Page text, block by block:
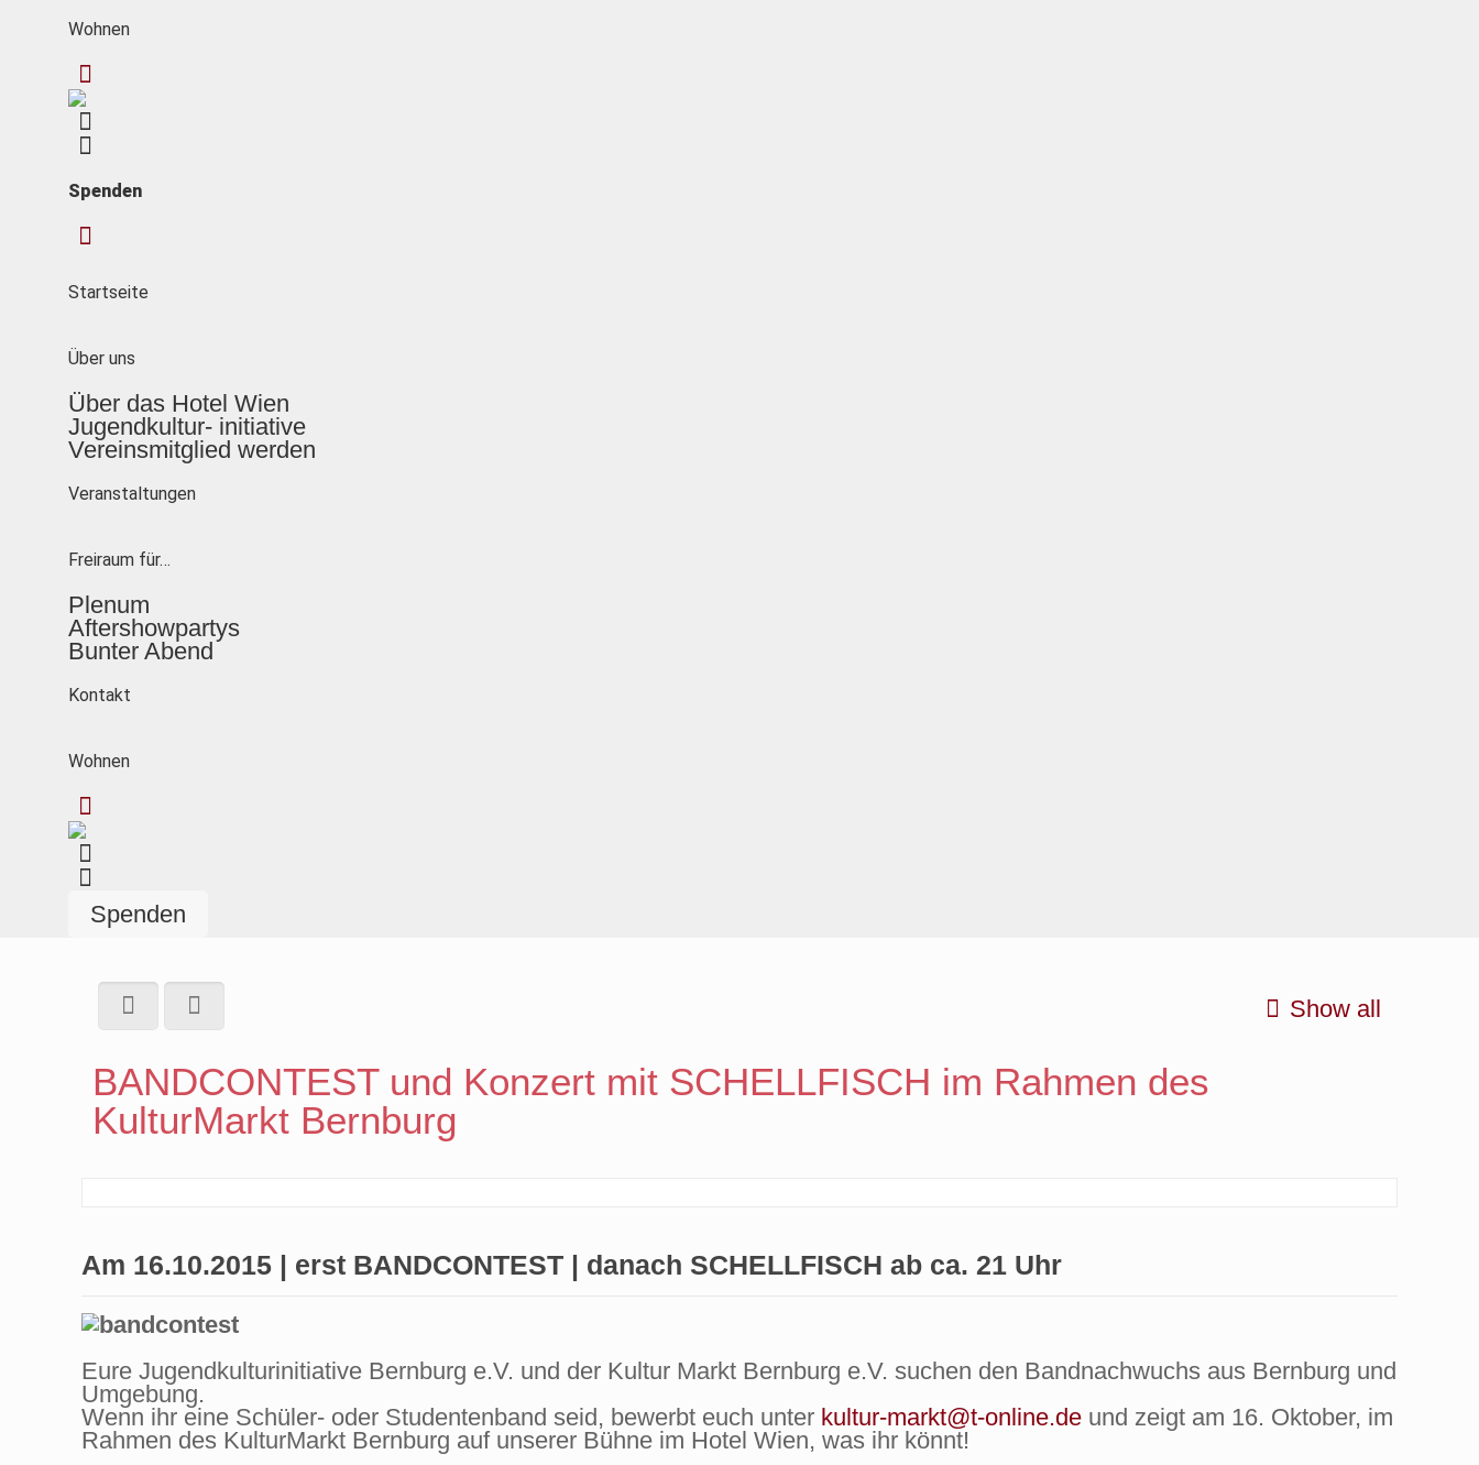
Wohnen
Spenden
Startseite
Über uns
Über das Hotel Wien
Jugendkultur- initiative
Vereinsmitglied werden
Veranstaltungen
Freiraum für…
Plenum
Aftershowpartys
Bunter Abend
Kontakt
Wohnen
Spenden
Show all
BANDCONTEST und Konzert mit SCHELLFISCH im Rahmen des
KulturMarkt Bernburg
Am 16.10.2015 | erst BANDCONTEST | danach SCHELLFISCH ab ca. 21 Uhr
Eure Jugendkulturinitiative Bernburg e.V. und der Kultur Markt Bernburg e.V. suchen den Bandnachwuchs aus Bernburg und
Umgebung.
Wenn ihr eine Schüler- oder Studentenband seid, bewerbt euch unter kultur-markt@t-online.de und zeigt am 16. Oktober, im
Rahmen des KulturMarkt Bernburg auf unserer Bühne im Hotel Wien, was ihr könnt!